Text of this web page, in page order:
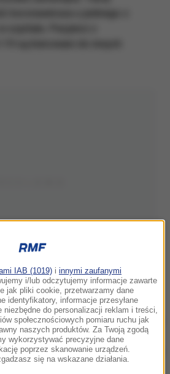
Centrum Chorób Zakaźnych i Gruźlicy
z powodu dodatniego wyniku
IAB (1019) i innymi zaufanymi
i/lub odczytujemy informacje zawarte
jak pliki cookie, przetwarzamy dane
identyfikatory, informacje przesyłane
niezbędne do personalizacji reklam i treści,
społecznościowych pomiaru ruchu jak
naszych produktów. Za Twoją zgodą
wykorzystywać precyzyjne dane
poprzez skanowanie urządzeń.
się na wskazane działania.